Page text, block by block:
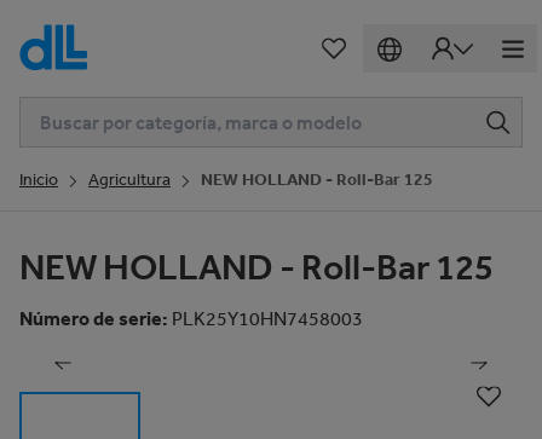
Inicio Agricultura NEW HOLLAND - Roll-Bar 125
NEW HOLLAND - Roll-Bar 125
Número de serie: PLK25Y10HN7458003